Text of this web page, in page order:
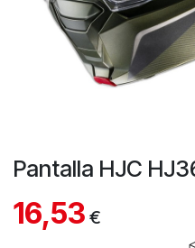
Pantalla HJC
16,53 €